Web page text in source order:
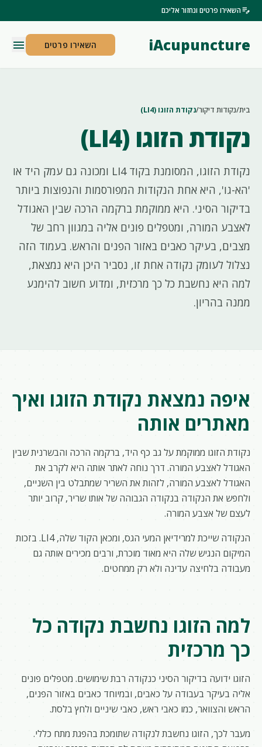
edit_noteהשאירו פרטים ונחזור אליכם
iAcupuncture השאירו פרטים menu
בית/נקודות דיקור/נקודת הזוגו (LI4)
נקודת הזוגו (LI4)
נקודת הזוגו, המסומנת בקוד LI4 ומכונה גם עמק היד או
'הא-גו', היא אחת הנקודות המפורסמות והנפוצות ביותר
בדיקור הסיני. היא ממוקמת ברקמה הרכה שבין האגודל
לאצבע המורה, ומטפלים פונים אליה במגוון רחב של
מצבים, בעיקר כאבים באזור הפנים והראש. בעמוד הזה
נצלול לעומק נקודה אחת זו, נסביר היכן היא נמצאת,
למה היא נחשבת כל כך מרכזית, ומדוע חשוב להימנע
ממנה בהריון.
איפה נמצאת נקודת הזוגו ואיך
מאתרים אותה
נקודת הזוגו ממוקמת על גב כף היד, ברקמה הרכה והבשרנית שבין
האגודל לאצבע המורה. דרך נוחה לאתר אותה היא לקרב את
האגודל לאצבע המורה, לזהות את השריר שמתבלט בין השניים,
ולחפש את הנקודה בנקודה הגבוהה של אותו שריר, קרוב יותר
לעצם של אצבע המורה.
הנקודה שייכת למרידיאן המעי הגס, ומכאן הקוד שלה, LI4. בזכות
המיקום הנגיש שלה היא מאוד מוכרת, ורבים מכירים אותה גם
מעבודה בלחיצה עדינה ולא רק ממחטים.
למה הזוגו נחשבת נקודה כל
כך מרכזית
הזוגו ידועה בדיקור הסיני כנקודה רבת שימושים. מטפלים פונים
אליה בעיקר בעבודה על כאבים, ובמיוחד כאבים באזור הפנים,
הראש והצוואר, כמו כאבי ראש, כאבי שיניים ולחץ בלסת.
מעבר לכך, הזוגו נחשבת לנקודה שתומכת בהפגת מתח כללי.